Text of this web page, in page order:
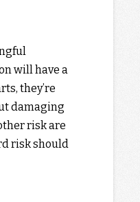
will have a
they’re
damaging
risk are
risk should